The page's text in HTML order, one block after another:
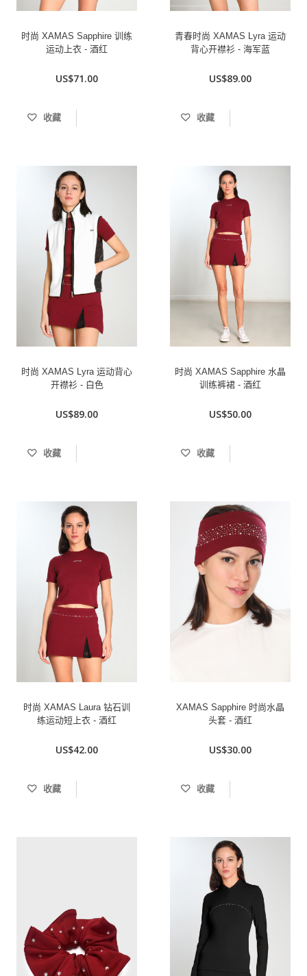
时尚 XAMAS Sapphire 训练
运动上衣 - 酒红
US$71.00
收藏
青春时尚 XAMAS Lyra 运动
背心开襟衫 - 海军蓝
US$89.00
收藏
时尚 XAMAS Lyra 运动背心
开襟衫 - 白色
US$89.00
收藏
时尚 XAMAS Sapphire 水晶
训练裤裙 - 酒红
US$50.00
收藏
时尚 XAMAS Laura 钻石训
练运动短上衣 - 酒红
US$42.00
收藏
XAMAS Sapphire 时尚水晶
头套 - 酒红
US$30.00
收藏